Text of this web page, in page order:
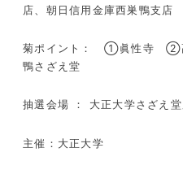
店、朝日信用金庫西巣鴨支店
菊ポイント： ①眞性寺
鴨さざえ堂
抽選会場 ： 大正大学さざえ
主催：大正大学